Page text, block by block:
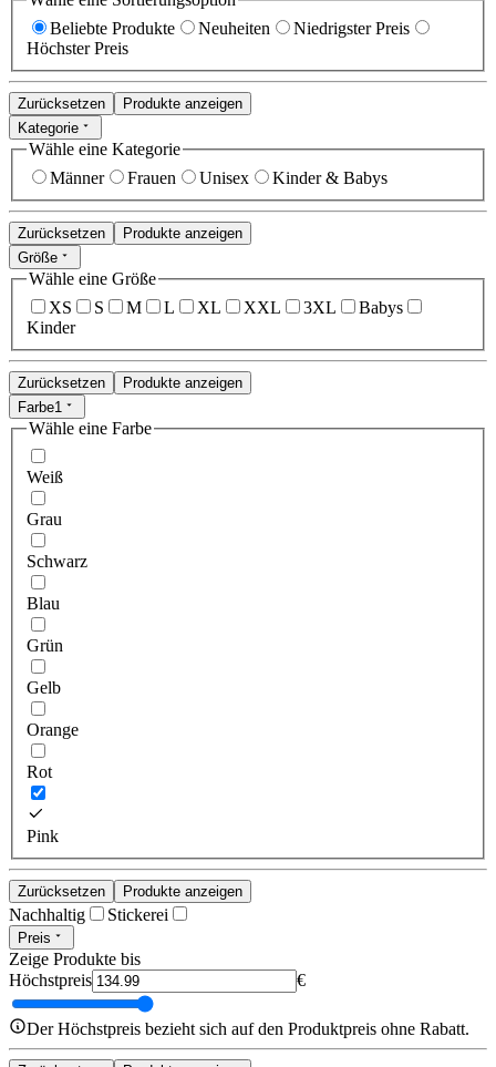
Beliebte Produkte
Neuheiten
Niedrigster Preis
Höchster Preis
Zurücksetzen
Produkte anzeigen
Kategorie
Wähle eine Kategorie
Männer
Frauen Unisex Kinder & Babys
Zurücksetzen
Produkte anzeigen
Größe
Wähle eine Größe
XS
S M L XL XXL 3XL
Babys
Kinder
Zurücksetzen
Produkte anzeigen
Farbe1
Wähle eine Farbe
Weiß
Grau
Schwarz
Blau
Grün
Gelb
Orange
Rot
Pink
Zurücksetzen Produkte anzeigen
Nachhaltig Stickerei
Preis
Zeige Produkte bis
Höchstpreis
€
Der Höchstpreis bezieht sich auf den Produktpreis ohne Rabatt.